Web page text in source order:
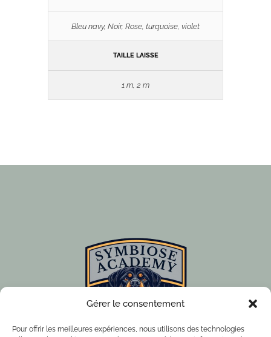
Gérer le consentement
Pour offrir les meilleures expériences, nous utilisons des technologies
Bleu navy, Noir, Rose, turquoise, violet
TAILLE LAISSE
1 m, 2 m